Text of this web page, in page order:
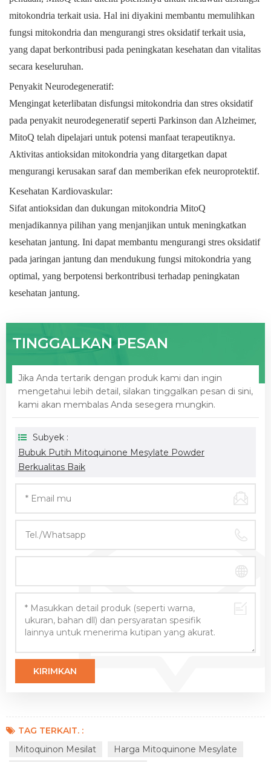
mitokondria terkait usia. Hal ini diyakini membantu memulihkan
fungsi mitokondria dan mengurangi stres oksidatif terkait usia,
yang dapat berkontribusi pada peningkatan kesehatan dan vitalitas
secara keseluruhan.
Penyakit Neurodegeneratif:
Mengingat keterlibatan disfungsi mitokondria dan stres oksidatif
pada penyakit neurodegeneratif seperti Parkinson dan Alzheimer,
MitoQ telah dipelajari untuk potensi manfaat terapeutiknya.
Aktivitas antioksidan mitokondria yang ditargetkan dapat
mengurangi kerusakan saraf dan memberikan efek neuroprotektif.
Kesehatan Kardiovaskular:
Sifat antioksidan dan dukungan mitokondria MitoQ
menjadikannya pilihan yang menjanjikan untuk meningkatkan
kesehatan jantung. Ini dapat membantu mengurangi stres oksidatif
pada jaringan jantung dan mendukung fungsi mitokondria yang
optimal, yang berpotensi berkontribusi terhadap peningkatan
kesehatan jantung.
TINGGALKAN PESAN
Jika Anda tertarik dengan produk kami dan ingin
mengetahui lebih detail, silakan tinggalkan pesan di sini,
kami akan membalas Anda sesegera mungkin.
Subyek :
Bubuk Putih Mitoquinone Mesylate Powder
Berkualitas Baik
TAG TERKAIT. :
Mitoquinon Mesilat
Harga Mitoquinone Mesylate